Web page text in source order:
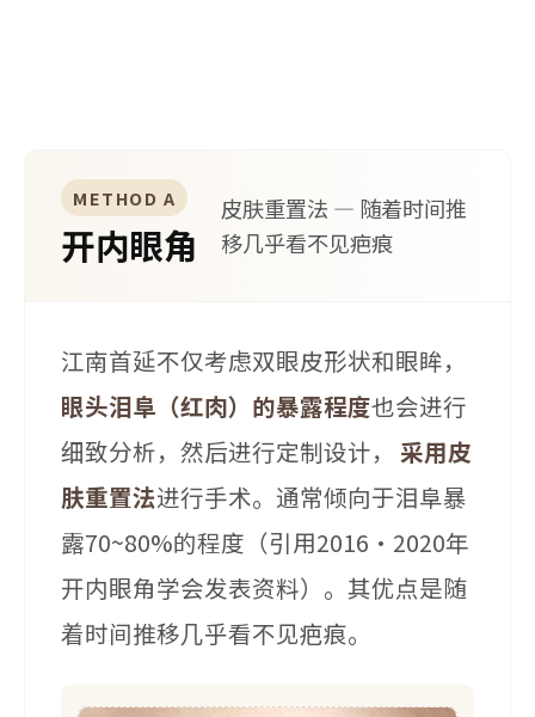
METHOD A
开内眼角
皮肤重置法 — 随着时间推
移几乎看不见疤痕
江南首延不仅考虑双眼皮形状和眼眸，
眼头泪阜（红肉）的暴露程度也会进行
细致分析，然后进行定制设计， 采用皮
肤重置法进行手术。通常倾向于泪阜暴
露70~80%的程度（引用2016·2020年
开内眼角学会发表资料）。其优点是随
着时间推移几乎看不见疤痕。